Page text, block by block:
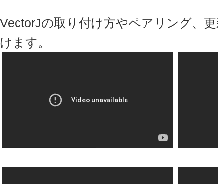
VectorJの取り付け方やペアリング、
けます。